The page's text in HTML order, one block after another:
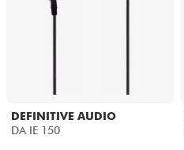
DEFINITIVE AUDIO
DA IE 150